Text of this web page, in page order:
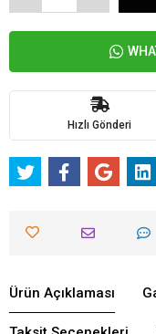
Hızlı Gönderi
Ürün Açıklaması